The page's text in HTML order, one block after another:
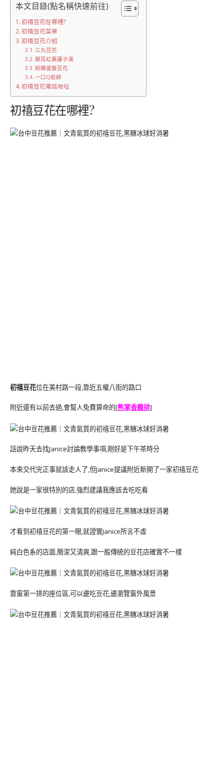
本文目錄(點名稱快速前往)
初禧豆花在哪裡?
初禧豆花菜單
初禧豆花介紹
三丸豆花
銀耳紅棗蓮子湯
粉粿盛盤豆花
一口Q鬆餅
初禧豆花電話地址
初禧豆花在哪裡?
初禧豆花位在美村路一段,靠近五權八街的路口
附近還有以前去過,會幫人免費算命的[熊掌香雞排]
話說昨天去找Janice討論教學事項,剛好是下午茶時分
本來交代完正事就該走人了,但Janice提議附近新開了一家初禧豆花
她說是一家很特別的店,強烈建議我應該去吃吃看
才看到初禧豆花的第一眼,就證實Janice所言不虛
純白色系的店面,簡潔又清爽,跟一般傳統的豆花店確實不一樣
靠窗第一排的座位區,可以邊吃豆花,邊瀏覽窗外風景